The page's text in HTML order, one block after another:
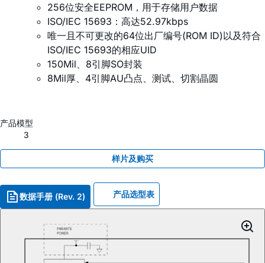
256位安全EEPROM，用于存储用户数据
ISO/IEC 15693：高达52.97kbps
唯一且不可更改的64位出厂编号(ROM ID)以及符合
ISO/IEC 15693的相应UID
150Mil、8引脚SO封装
8Mil厚、4引脚AU凸点、测试、切割晶圆
产品模型
3
样片及购买
数据手册 (Rev. 2) 产品选型表